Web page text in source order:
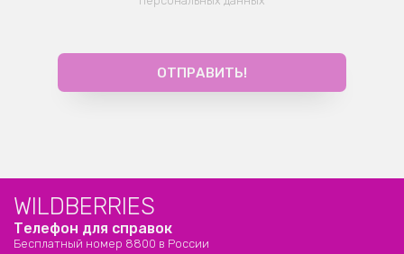
WILDBERRIES
Телефон для справок
Бесплатный номер 8800 в России